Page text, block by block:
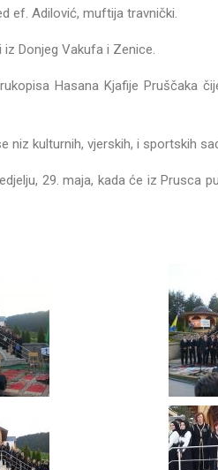
ef. Adilović, muftija travnički.
Donjeg Vakufa i Zenice.
Hasana Kjafije Pruščaka
niz kulturnih, vjerskih, i sportskih
29. maja, kada će iz Prusca